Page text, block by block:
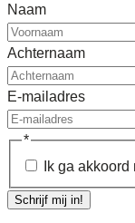
Naam
Achternaam
E-mailadres
*
Ik ga akkoord
Schrijf mij in!